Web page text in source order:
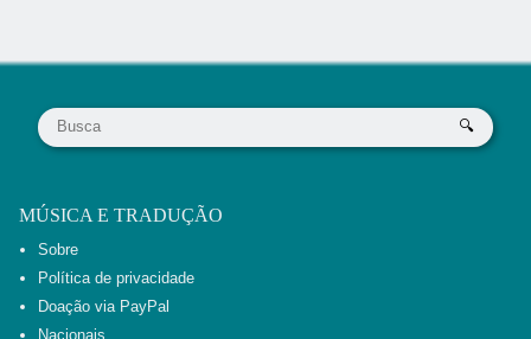
MÚSICA E TRADUÇÃO
Sobre
Política de privacidade
Doação via PayPal
Nacionais